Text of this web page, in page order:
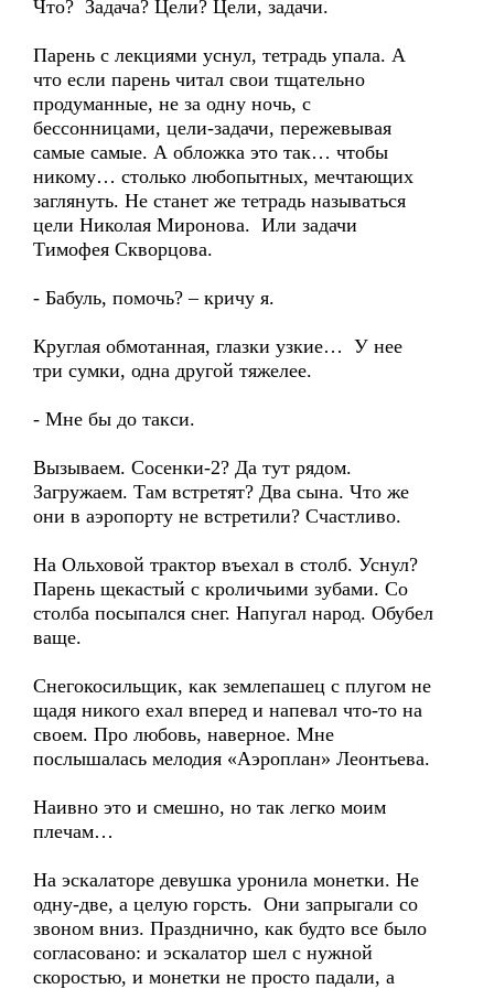
Что? Задача? Цели? Цели, задачи.
Парень с лекциями уснул, тетрадь упала. А
что если парень читал свои тщательно
продуманные, не за одну ночь, с
бессонницами, цели-задачи, пережевывая
самые самые. А обложка это так… чтобы
никому… столько любопытных, мечтающих
заглянуть. Не станет же тетрадь называться
цели Николая Миронова. Или задачи
Тимофея Скворцова.
- Бабуль, помочь? – кричу я.
Круглая обмотанная, глазки узкие… У нее
три сумки, одна другой тяжелее.
- Мне бы до такси.
Вызываем. Сосенки-2? Да тут рядом.
Загружаем. Там встретят? Два сына. Что же
они в аэропорту не встретили? Счастливо.
На Ольховой трактор въехал в столб. Уснул?
Парень щекастый с кроличьими зубами. Со
столба посыпался снег. Напугал народ. Обубел
ваще.
Снегокосильщик, как землепашец с плугом не
щадя никого ехал вперед и напевал что-то на
своем. Про любовь, наверное. Мне
послышалась мелодия «Аэроплан» Леонтьева.
Наивно это и смешно, но так легко моим
плечам…
На эскалаторе девушка уронила монетки. Не
одну-две, а целую горсть. Они запрыгали со
звоном вниз. Празднично, как будто все было
согласовано: и эскалатор шел с нужной
скоростью, и монетки не просто падали, а